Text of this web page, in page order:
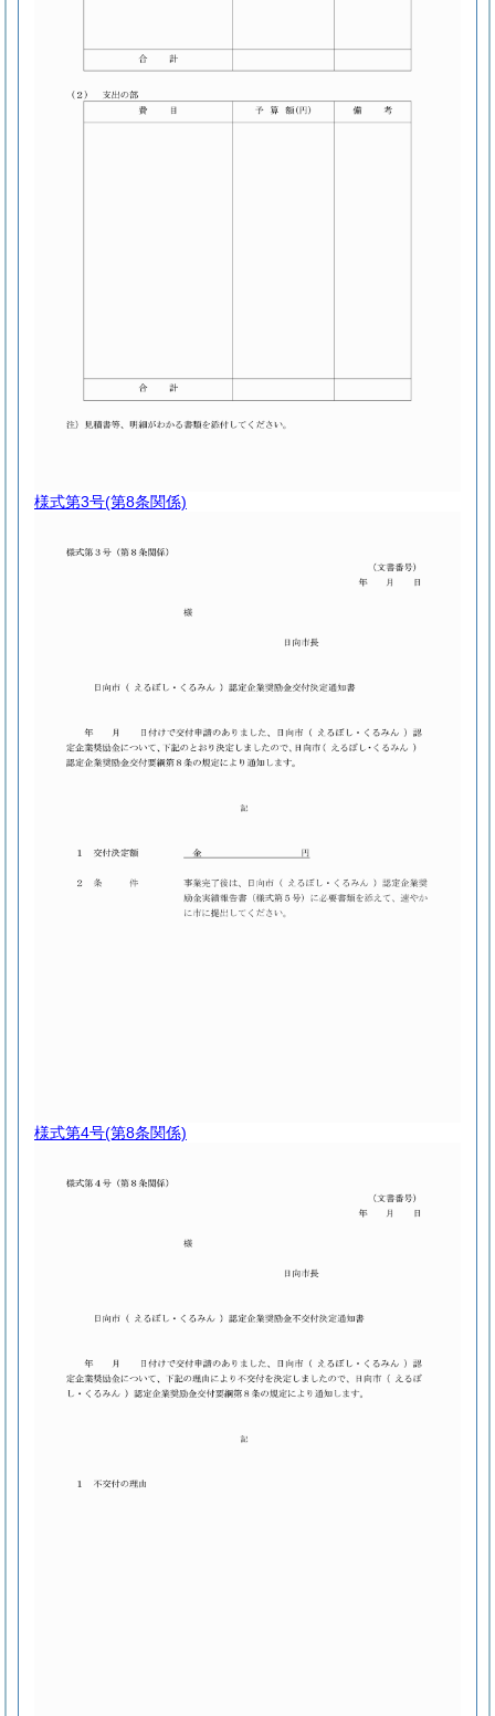
様式第3号(第8条関係)
様式第4号(第8条関係)